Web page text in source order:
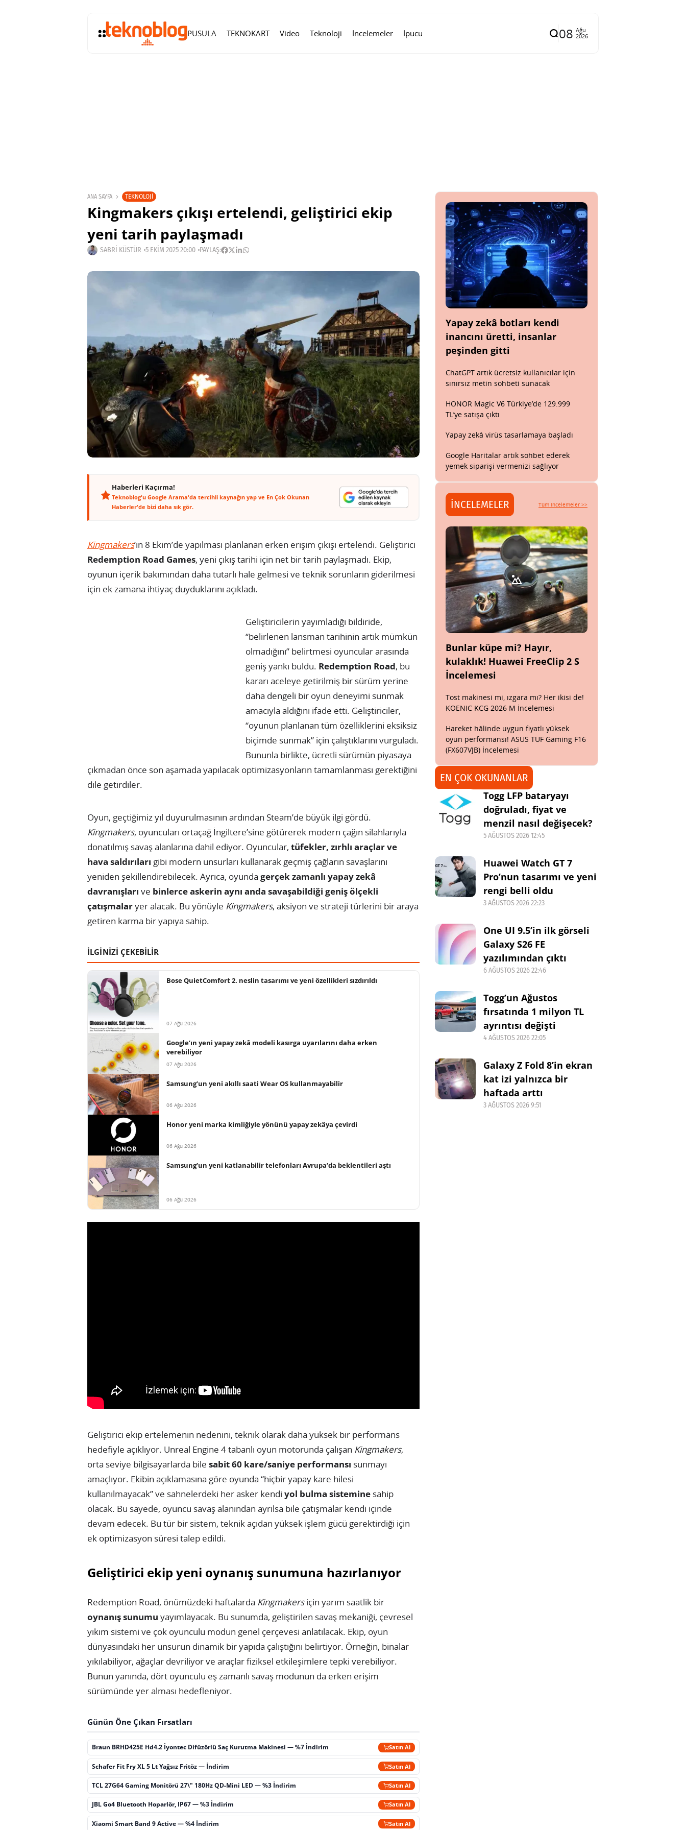
PUSULA TEKNOKART Video Teknoloji İncelemeler İpucu 08 Ağu
2026
ANA SAYFA TEKNOLOJI
Kingmakers çıkışı ertelendi, geliştirici ekip
yeni tarih paylaşmadı
SABRI KÜSTÜR 5 EKIM 2025 20:00 PAYLAŞ:
Haberleri Kaçırma!
Teknoblog'u Google Arama'da tercihli kaynağın yap ve En Çok Okunan
Haberler'de bizi daha sık gör.
Kingmakers’ın 8 Ekim’de yapılması planlanan erken erişim çıkışı ertelendi. Geliştirici
Redemption Road Games, yeni çıkış tarihi için net bir tarih paylaşmadı. Ekip,
oyunun içerik bakımından daha tutarlı hale gelmesi ve teknik sorunların giderilmesi
için ek zamana ihtiyaç duyduklarını açıkladı.
Geliştiricilerin yayımladığı bildiride,
“belirlenen lansman tarihinin artık mümkün
olmadığını” belirtmesi oyuncular arasında
geniş yankı buldu. Redemption Road, bu
kararı aceleye getirilmiş bir sürüm yerine
daha dengeli bir oyun deneyimi sunmak
amacıyla aldığını ifade etti. Geliştiriciler,
“oyunun planlanan tüm özelliklerini eksiksiz
biçimde sunmak” için çalıştıklarını vurguladı.
Bununla birlikte, ücretli sürümün piyasaya
çıkmadan önce son aşamada yapılacak optimizasyonların tamamlanması gerektiğini
dile getirdiler.
Oyun, geçtiğimiz yıl duyurulmasının ardından Steam’de büyük ilgi gördü.
Kingmakers, oyuncuları ortaçağ İngiltere’sine götürerek modern çağın silahlarıyla
donatılmış savaş alanlarına dahil ediyor. Oyuncular, tüfekler, zırhlı araçlar ve
hava saldırıları gibi modern unsurları kullanarak geçmiş çağların savaşlarını
yeniden şekillendirebilecek. Ayrıca, oyunda gerçek zamanlı yapay zekâ
davranışları ve binlerce askerin aynı anda savaşabildiği geniş ölçekli
çatışmalaryer alacak. Bu yönüyle Kingmakers, aksiyon ve strateji türlerini bir araya
getiren karma bir yapıya sahip.
İLGİNİZİ ÇEKEBİLİR
Bose QuietComfort 2. neslin tasarımı ve yeni özellikleri sızdırıldı
07 Ağu 2026
Google’ın yeni yapay zekâ modeli kasırga uyarılarını daha erken
verebiliyor
07 Ağu 2026
Samsung’un yeni akıllı saati Wear OS kullanmayabilir
06 Ağu 2026
Honor yeni marka kimliğiyle yönünü yapay zekâya çevirdi
06 Ağu 2026
Samsung’un yeni katlanabilir telefonları Avrupa’da beklentileri aştı
06 Ağu 2026
Geliştirici ekip ertelemenin nedenini, teknik olarak daha yüksek bir performans
hedefiyle açıklıyor. Unreal Engine 4 tabanlı oyun motorunda çalışan Kingmakers,
orta seviye bilgisayarlarda bile sabit 60 kare/saniye performansı sunmayı
amaçlıyor. Ekibin açıklamasına göre oyunda “hiçbir yapay kare hilesi
kullanılmayacak” ve sahnelerdeki her asker kendi yol bulma sistemine sahip
olacak. Bu sayede, oyuncu savaş alanından ayrılsa bile çatışmalar kendi içinde
devam edecek. Bu tür bir sistem, teknik açıdan yüksek işlem gücü gerektirdiği için
ek optimizasyon süresi talep edildi.
Geliştirici ekip yeni oynanış sunumuna hazırlanıyor
Redemption Road, önümüzdeki haftalarda Kingmakersiçin yarım saatlik bir
oynanış sunumu yayımlayacak. Bu sunumda, geliştirilen savaş mekaniği, çevresel
yıkım sistemi ve çok oyunculu modun genel çerçevesi anlatılacak. Ekip, oyun
dünyasındaki her unsurun dinamik bir yapıda çalıştığını belirtiyor. Örneğin, binalar
yıkılabiliyor, ağaçlar devriliyor ve araçlar fiziksel etkileşimlere tepki verebiliyor.
Bunun yanında, dört oyunculu eş zamanlı savaş modunun da erken erişim
sürümünde yer alması hedefleniyor.
Günün Öne Çıkan Fırsatları
Braun BRHD425E Hd4.2 İyontec Difüzörlü Saç Kurutma Makinesi — %7 İndirim Satın Al
Schafer Fit Fry XL 5 Lt Yağsız Fritöz — İndirim Satın Al
TCL 27G64 Gaming Monitörü 27\" 180Hz QD-Mini LED — %3 İndirim Satın Al
JBL Go4 Bluetooth Hoparlör, IP67 — %3 İndirim Satın Al
Xiaomi Smart Band 9 Active — %4 İndirim Satın Al
Yapay zekâ botları kendi
inancını üretti, insanlar
peşinden gitti
ChatGPT artık ücretsiz kullanıcılar için
sınırsız metin sohbeti sunacak
HONOR Magic V6 Türkiye’de 129.999
TL’ye satışa çıktı
Yapay zekâ virüs tasarlamaya başladı
Google Haritalar artık sohbet ederek
yemek siparişi vermenizi sağlıyor
İNCELEMELER Tüm incelemeler >>
Bunlar küpe mi? Hayır,
kulaklık! Huawei FreeClip 2 S
İncelemesi
Tost makinesi mi, ızgara mı? Her ikisi de!
KOENIC KCG 2026 M İncelemesi
Hareket hâlinde uygun fiyatlı yüksek
oyun performansı! ASUS TUF Gaming F16
(FX607VJB) İncelemesi
EN ÇOK OKUNANLAR
Togg LFP bataryayı
doğruladı, fiyat ve
menzil nasıl değişecek?
5 AĞUSTOS 2026 12:45
Huawei Watch GT 7
Pro’nun tasarımı ve yeni
rengi belli oldu
3 AĞUSTOS 2026 22:23
One UI 9.5’in ilk görseli
Galaxy S26 FE
yazılımından çıktı
6 AĞUSTOS 2026 22:46
Togg’un Ağustos
fırsatında 1 milyon TL
ayrıntısı değişti
4 AĞUSTOS 2026 22:05
Galaxy Z Fold 8’in ekran
kat izi yalnızca bir
haftada arttı
3 AĞUSTOS 2026 9:51